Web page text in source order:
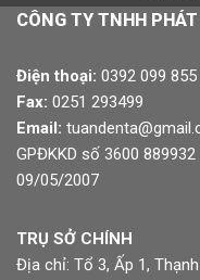
CÔNG TY TNHH
Điện thoại: 0392 099 855
Fax: 0251 293499
Email:
GPĐKKD số 3600
09/05/2007
TRỤ SỞ CHÍNH
Địa chỉ: Tổ 3, Ấp 1,